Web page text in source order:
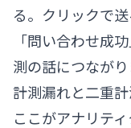
る。クリックで
「問い合わせ成
測の話につながり
計測漏れと二重
ここがアナリテ